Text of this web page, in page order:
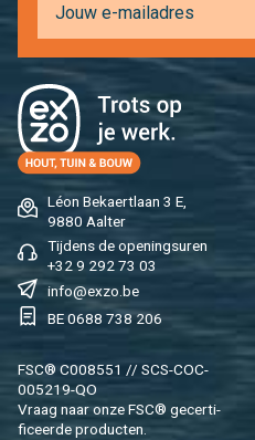
Léon Be­kaert­laan 3 E,
9880 Aal­ter
Tij­dens de ope­nings­uren
+32 9 292 73 03
info@​exzo.​be
BE 0688 738 206
FSC® C008551 // SCS-COC-
005219-QO
Vraag naar onze FSC® ge­cer­ti­
fi­ceer­de pro­duc­ten.